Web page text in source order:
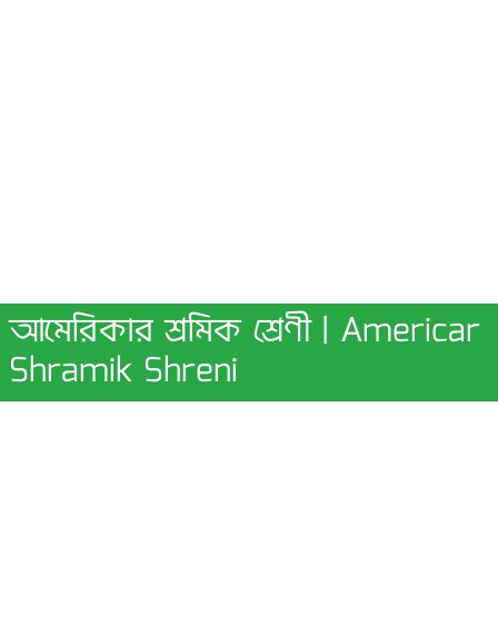
আমেরিকার শ্রমিক শ্রেণী | Americar
Shramik Shreni